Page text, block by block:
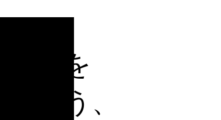
明日を
創ろう、